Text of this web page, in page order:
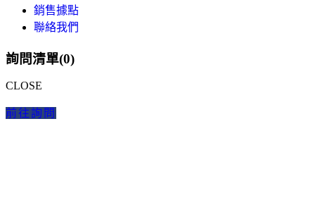
銷售據點
聯絡我們
詢問清單(0)
CLOSE
前往詢問